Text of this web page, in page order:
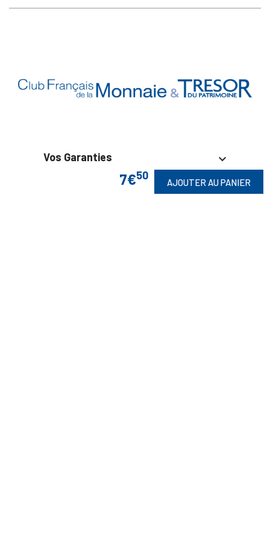
7€50
AJOUTER AU PANIER
Vos Garanties 
